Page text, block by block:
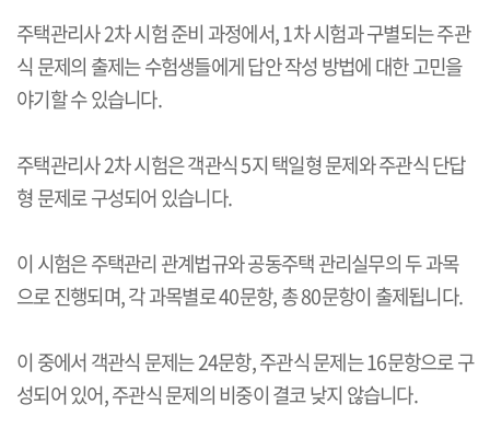
주택관리사 2차 시험 준비 과정에서, 1차 시험과 구별되는 주관
식 문제의 출제는 수험생들에게 답안 작성 방법에 대한 고민을
야기할 수 있습니다.
주택관리사 2차 시험은 객관식 5지 택일형 문제와 주관식 단답
형 문제로 구성되어 있습니다.
이 시험은 주택관리 관계법규와 공동주택 관리실무의 두 과목
으로 진행되며, 각 과목별로 40문항, 총 80문항이 출제됩니다.
이 중에서 객관식 문제는 24문항, 주관식 문제는 16문항으로 구
성되어 있어, 주관식 문제의 비중이 결코 낮지 않습니다.